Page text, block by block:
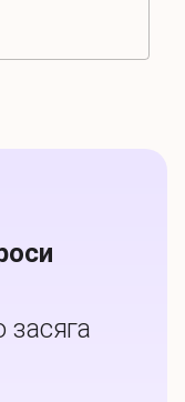
засяга